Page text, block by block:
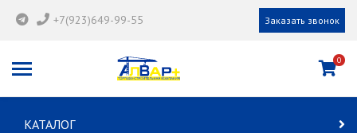
+7(923)649-99-55 Заказать звонок
0
КАТАЛОГ